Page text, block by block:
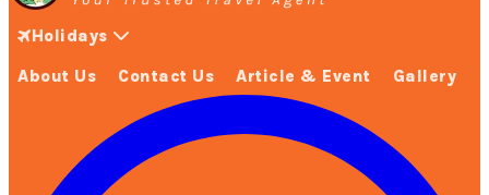
Holidays
About Us Contact Us Article & Event Gallery